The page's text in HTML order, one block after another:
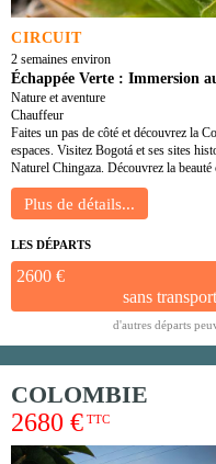
CIRCUIT
2 semaines environ
Échappée Verte : Immersion
Nature et aventure
Chauffeur
Faites un pas de côté et découvrez la
espaces. Visitez Bogotá et ses sites
Naturel Chingaza. Découvrez la
LES DÉPARTS
2600 €
sans transport
d'autres départs
COLOMBIE
2680 € TTC